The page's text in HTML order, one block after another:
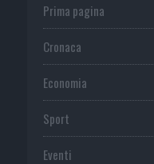
Prima pagina
Cronaca
Economia
Sport
Eventi